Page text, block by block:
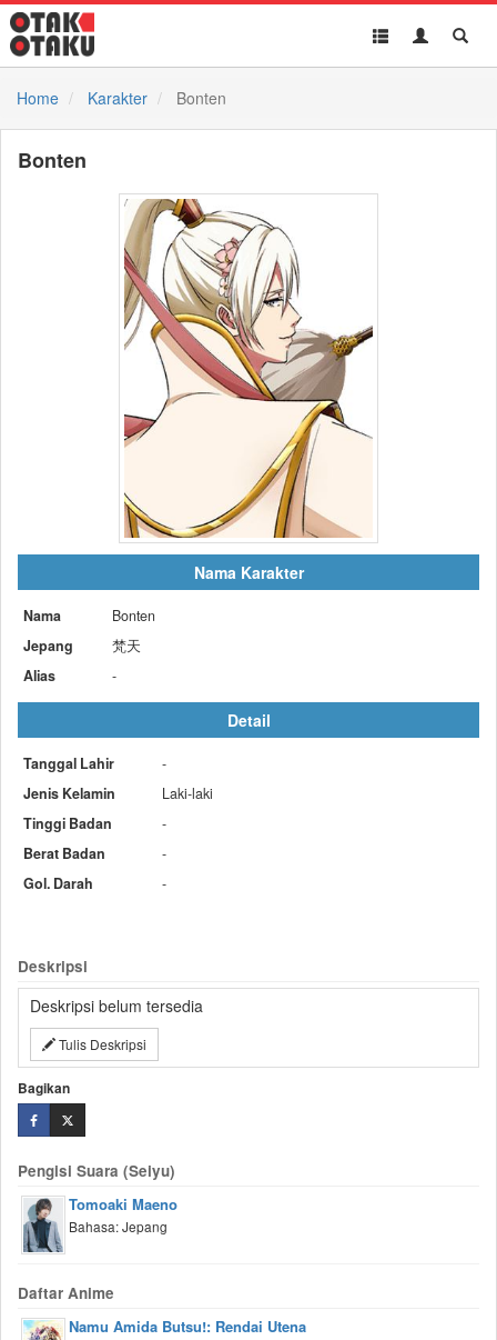
Toggle
Toggle
Home
Karakter Bonten
Bonten
Nama Karakter
Nama
Bonten
Jepang
梵天
Alias
-
Detail
Tanggal Lahir
-
Jenis Kelamin
Laki-laki
Tinggi Badan
-
Berat Badan
-
Gol. Darah
-
Deskripsi
Deskripsi belum tersedia
Tulis Deskripsi
Bagikan
Pengisi Suara (Seiyu)
Tomoaki Maeno
Bahasa: Jepang
Daftar Anime
Namu Amida Butsu!: Rendai Utena